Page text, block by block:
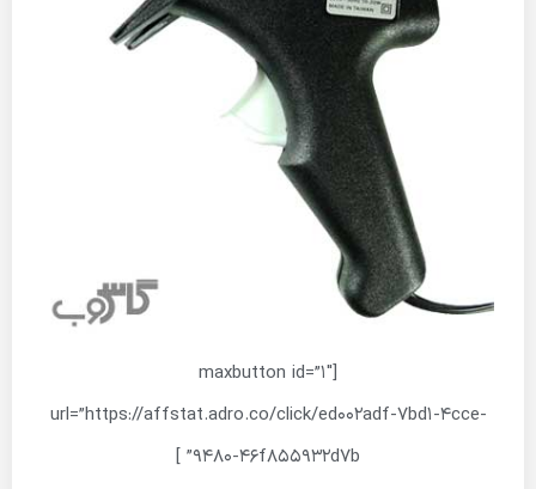
[maxbutton id=”1″
url=”https://affstat.adro.co/click/ed002adf-7bd1-4cce-
9480-46f855932d7b” ]